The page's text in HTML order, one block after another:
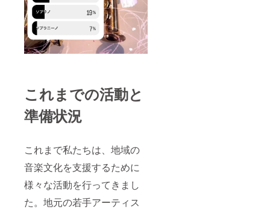
これまでの活動と
準備状況
これまで私たちは、地域の
音楽文化を支援するために
様々な活動を行ってきまし
た。地元の若手アーティス